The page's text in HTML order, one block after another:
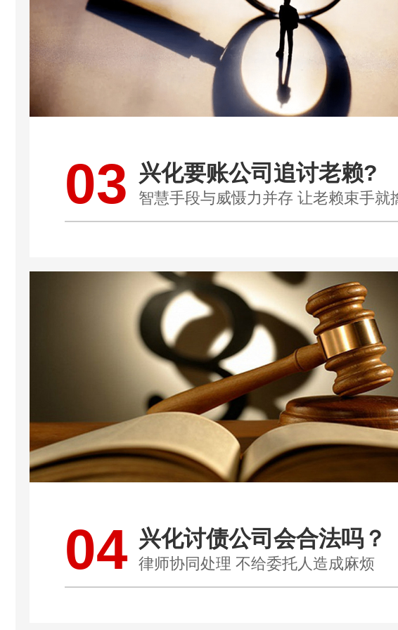
03 兴化要账公司追讨老赖?
智慧手段与威慑力并存 让老赖束手就
04 兴化讨债公司会合法吗？
律师协同处理 不给委托人造成麻烦